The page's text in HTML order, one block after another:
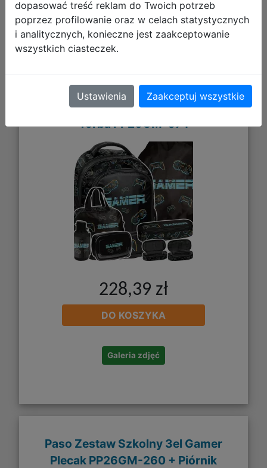
Paso Zestaw Szkolny 6el Gamer
Plecak PP26GM-260 + Piórnik
PP26GM-013 + Worek PP26GM-712 +
Torba PP26GM-074
228,39 zł
DO KOSZYKA
Galeria zdjęć
Paso Zestaw Szkolny 3el Gamer
Plecak PP26GM-260 + Piórnik
dopasować treść reklam do Twoich potrzeb
poprzez profilowanie oraz w celach statystycznych
i analitycznych, konieczne jest zaakceptowanie
wszystkich ciasteczek.
Ustawienia Zaakceptuj wszystkie